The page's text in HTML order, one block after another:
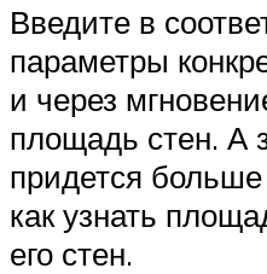
Введите в
параметры
и через
площадь стен. А
придется больше
как узнать
его стен.